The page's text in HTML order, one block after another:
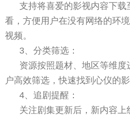
支持将喜爱的影视内容下
看，方便用户在没有网络的环
视频。
3、分类筛选：
资源按照题材、地区等维度
户高效筛选，快速找到心仪的影
4、追剧提醒：
关注剧集更新后，新内容上